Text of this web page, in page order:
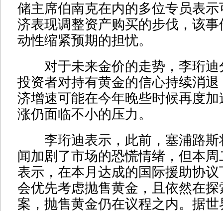
储主席伯南克在内的多位专员表
济表现调整资产购买的步伐，该
动性缩紧预期的担忧。
对于未来金价的走势，李珩迪
投资者对持有黄金的信心持续消
济增速可能在今年晚些时候再度
涨仍面临不小的压力。
李珩迪表示，此前，塞浦路斯
闻加剧了市场的恐慌情绪，但本
表示，在本月达成的国际援助协
会优先考虑抛售黄金，且依然在
案，抛售黄金仍在议程之内。据